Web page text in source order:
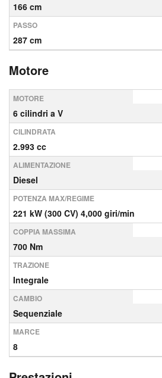
166 cm
PASSO
287 cm
Motore
MOTORE
6 cilindri a V
CILINDRATA
2.993 cc
ALIMENTAZIONE
Diesel
POTENZA MAX/REGIME
221 kW (300 CV) 4,000 giri/min
COPPIA MASSIMA
700 Nm
TRAZIONE
Integrale
CAMBIO
Sequenziale
MARCE
8